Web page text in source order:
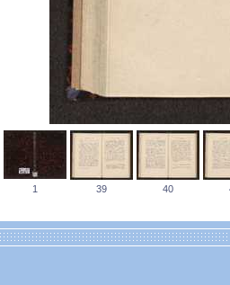
1 39 40